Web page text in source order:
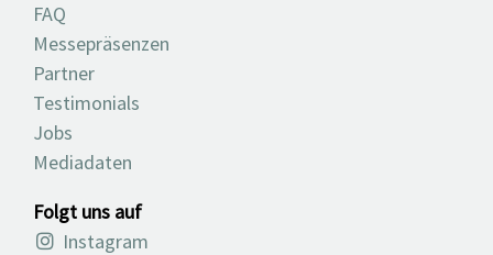
FAQ
Messepräsenzen
Partner
Testimonials
Jobs
Mediadaten
Folgt uns auf
Instagram